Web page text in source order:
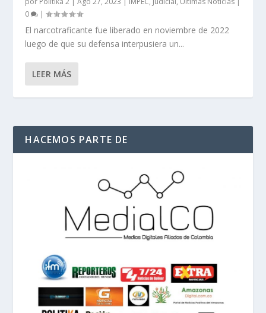
0
|
El narcotraficante fue liberado en noviembre de 2022
luego de que su defensa interpusiera un...
LEER MÁS
HACEMOS PARTE DE